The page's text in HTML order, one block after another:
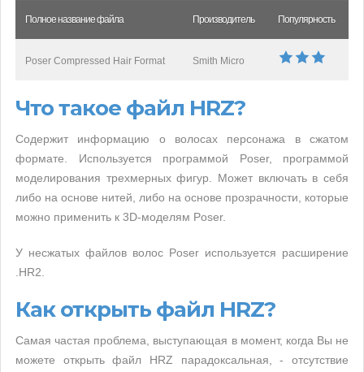
Полное название файла Производитель Популярность
Poser Compressed Hair Format Smith Micro
Что такое файл HRZ?
Содержит информацию о волосах персонажа в сжатом
формате. Используется программой Poser, программой
моделирования трехмерных фигур. Может включать в себя
либо на основе нитей, либо на основе прозрачности, которые
можно применить к 3D-моделям Poser.
У несжатых файлов волос Poser используется расширение
.HR2.
Как открыть файл HRZ?
Самая частая проблема, выступающая в момент, когда Вы не
можете открыть файл HRZ парадоксальная, - отсутствие